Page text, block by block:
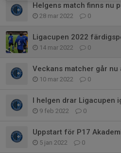
Helgens match finns nu
28 mar 2022 0
Ligacupen 2022
14 mar 2022 0
Veckans matcher går nu
10 mar 2022 0
I helgen drar Ligacupen
9 feb 2022 0
Uppstart för P17
5 jan 2022 0